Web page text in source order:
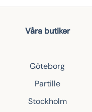
Våra butiker
Göteborg
Partille
Stockholm